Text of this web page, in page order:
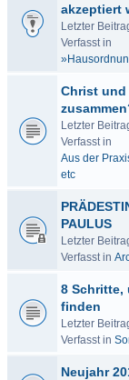
akzeptiert
Letzter
Verfasst in
Christ und
Letzter
Verfasst in
Aus der
etc
PAULUS
Letzter
Verfasst in
8 Schritte,
finden
Letzter
Verfasst in
Neujahr